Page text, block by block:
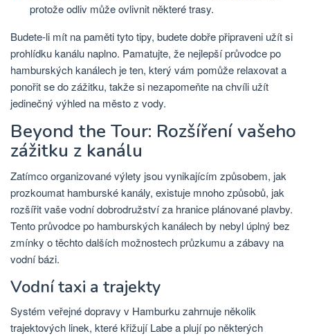
protože odliv může ovlivnit některé trasy.
Budete-li mít na paměti tyto tipy, budete dobře připraveni užít si
prohlídku kanálu naplno. Pamatujte, že nejlepší průvodce po
hamburských kanálech je ten, který vám pomůže relaxovat a
ponořit se do zážitku, takže si nezapomeňte na chvíli užít
jedinečný výhled na město z vody.
Beyond the Tour: Rozšíření vašeho
zážitku z kanálu
Zatímco organizované výlety jsou vynikajícím způsobem, jak
prozkoumat hamburské kanály, existuje mnoho způsobů, jak
rozšířit vaše vodní dobrodružství za hranice plánované plavby.
Tento průvodce po hamburských kanálech by nebyl úplný bez
zmínky o těchto dalších možnostech průzkumu a zábavy na
vodní bázi.
Vodní taxi a trajekty
Systém veřejné dopravy v Hamburku zahrnuje několik
trajektových linek, které křižují Labe a plují po některých